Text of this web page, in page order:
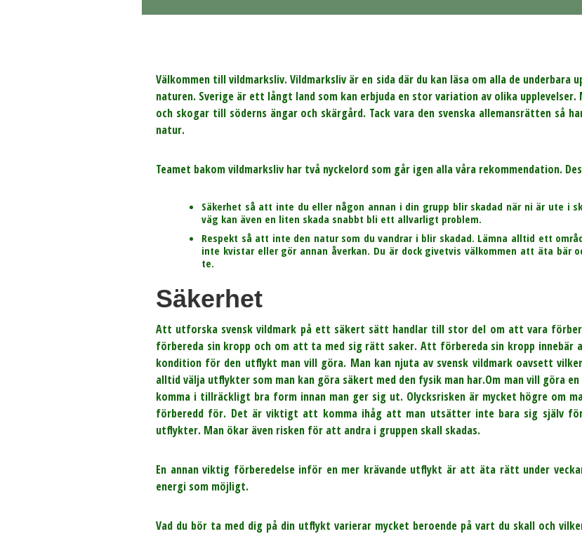
Välkommen till vildmarksliv. Vildmarksliv är en sida där du kan läsa om alla de underbara
naturen. Sverige är ett långt land som kan erbjuda en stor variation av olika
och skogar till söderns ängar och skärgård. Tack vara den svenska allemansrätten så
natur.
Teamet bakom vildmarksliv har två nyckelord som går igen alla våra rekommendation.
Säkerhet så att inte du eller någon annan i din grupp blir skadad när ni är ute i
väg kan även en liten skada snabbt bli ett allvarligt problem.
Respekt så att inte den natur som du vandrar i blir skadad. Lämna alltid ett
inte kvistar eller gör annan åverkan. Du är dock givetvis välkommen att äta bär
te.
Säkerhet
Att utforska svensk vildmark på ett säkert sätt handlar till stor del om att vara
förbereda sin kropp och om att ta med sig rätt saker. Att förbereda sin kropp
kondition för den utflykt man vill göra. Man kan njuta av svensk vildmark oavsett
alltid välja utflykter som man kan göra säkert med den fysik man har.Om man vill göra
komma i tillräckligt bra form innan man ger sig ut. Olycksrisken är mycket högre om
förberedd för. Det är viktigt att komma ihåg att man utsätter inte bara sig själv
utflykter. Man ökar även risken för att andra i gruppen skall skadas.
En annan viktig förberedelse inför en mer krävande utflykt är att äta rätt under
energi som möjligt.
Vad du bör ta med dig på din utflykt varierar mycket beroende på vart du skall och